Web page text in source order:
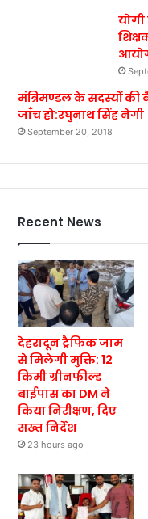
मंत्रिमण्डल के सदस्यों की
जाँच हो:रघुनाथ सिंह नेगी
September 20, 2018
Recent News
देहरादून ट्रैफिक जाम
से मिलेगी मुक्ति: 12
किमी ग्रीनफील्ड
बाईपास का DM ने
किया निरीक्षण, दिए
सख्त निर्देश
23 hours ago